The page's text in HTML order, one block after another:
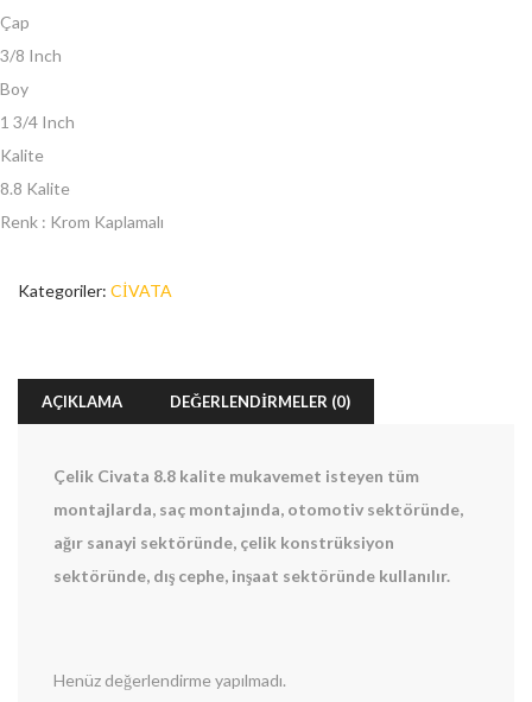
Çap
3/8 Inch
Boy
1 3/4 Inch
Kalite
8.8 Kalite
Renk : Krom Kaplamalı
Kategoriler: CİVATA
AÇIKLAMA DEĞERLENDIRMELER (0)
Çelik Civata 8.8 kalite mukavemet isteyen tüm
montajlarda, saç montajında, otomotiv sektöründe,
ağır sanayi sektöründe, çelik konstrüksiyon
sektöründe, dış cephe, inşaat sektöründe kullanılır.
Henüz değerlendirme yapılmadı.